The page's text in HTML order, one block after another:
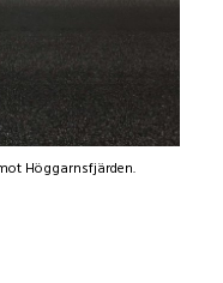
Höggarnsfjärden.